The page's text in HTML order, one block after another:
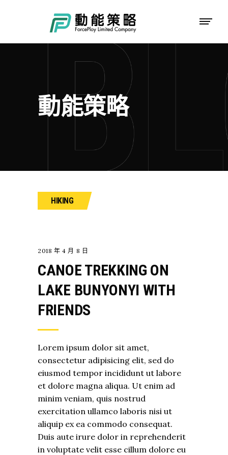
動能策略
HIKING
2018 年 4 月 8 日
CANOE TREKKING ON
LAKE BUNYONYI WITH
FRIENDS
Lorem ipsum dolor sit amet,
consectetur adipisicing elit, sed do
eiusmod tempor incididunt ut labore
et dolore magna aliqua. Ut enim ad
minim veniam, quis nostrud
exercitation ullamco laboris nisi ut
aliquip ex ea commodo consequat.
Duis aute irure dolor in reprehenderit
in voluptate velit esse cillum dolore eu